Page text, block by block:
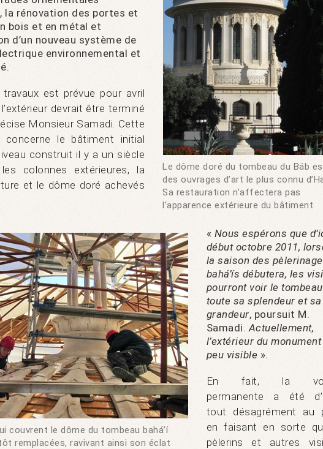
Le dôme doré du tombeau du Báb
des ouvrages d’art le plus connu
Sa restauration n’affectera pas
l’apparence extérieure du bâtiment
la rénovation des portes et
bois et en métal et
d’un nouveau système de
environnemental et
est prévue pour avril
devrait être terminé
Monsieur Samadi. Cette
concerne le bâtiment initial
construit il y a un siècle
colonnes extérieures, la
et le dôme doré achevés
couvrent le dôme du tombeau bahá’í
remplacées, ravivant ainsi son éclat
« Nous espérons que
début octobre 2011,
la saison des
bahá’ís débutera, les
pourront voir le
toute sa splendeur et sa
grandeur, poursuit M.
Samadi.Actuellement,
l’extérieur du
peu visible ».
En fait, la
permanente a été
tout désagrément au
en faisant en sorte
pèlerins et autres